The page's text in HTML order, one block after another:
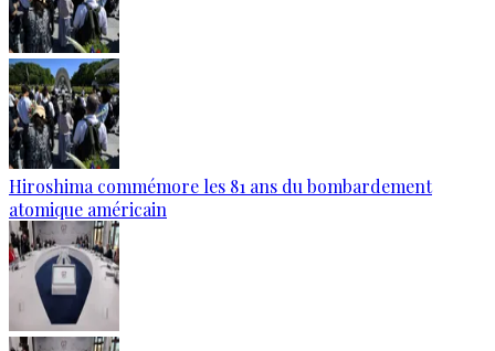
Hiroshima commémore les 81 ans du bombardement
atomique américain